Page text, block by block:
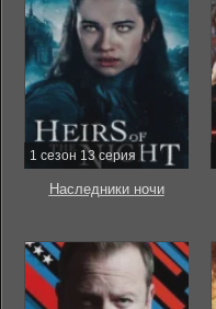
1 сезон 13 серия
Наследники ночи